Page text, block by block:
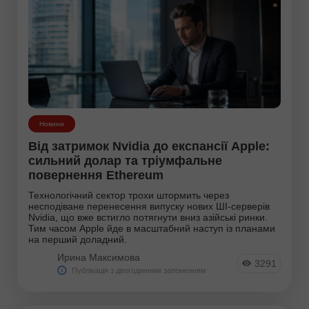
Новини
Від затримок Nvidia до експансії Apple:
сильний долар та тріумфальне
повернення Ethereum
Технологічний сектор трохи штормить через
несподіване перенесення випуску нових ШІ-серверів
Nvidia, що вже встигло потягнути вниз азійські ринки.
Тим часом Apple йде в масштабний наступ із планами
на перший доладний.
Ирина Максимова
Публікація з двогодинним запізненням
3291